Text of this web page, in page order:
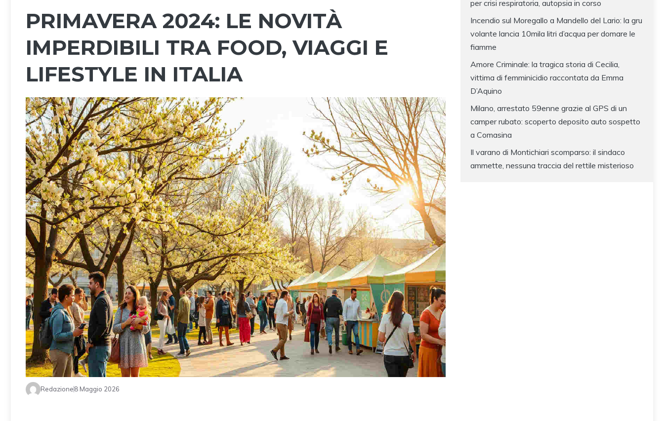
PRIMAVERA 2024: LE NOVITÀ
IMPERDIBILI TRA FOOD, VIAGGI E
LIFESTYLE IN ITALIA
Redazione8 Maggio 2026
per crisi respiratoria, autopsia in corso
Incendio sul Moregallo a Mandello del Lario: la gru
volante lancia 10mila litri d’acqua per domare le
fiamme
Amore Criminale: la tragica storia di Cecilia,
vittima di femminicidio raccontata da Emma
D’Aquino
Milano, arrestato 59enne grazie al GPS di un
camper rubato: scoperto deposito auto sospetto
a Comasina
Il varano di Montichiari scomparso: il sindaco
ammette, nessuna traccia del rettile misterioso